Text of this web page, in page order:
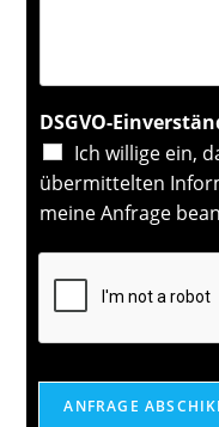
DSGVO-
Ich willige ein,
übermittelten
meine Anfrage
ANFRAGE